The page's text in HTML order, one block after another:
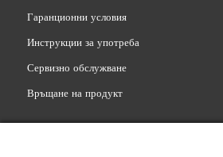
Гаранционни условия
Инструкции за употреба
Сервизно обслужване
Връщане на продукт